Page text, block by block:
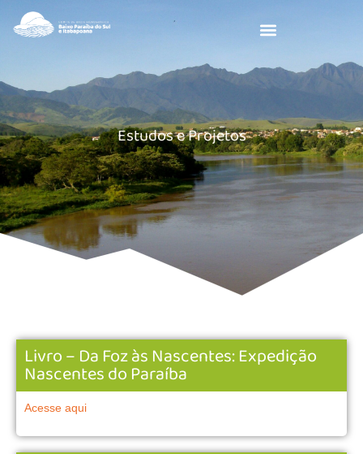
Estudos e Projetos
Livro – Da Foz às Nascentes: Expedição
Nascentes do Paraíba
Acesse aqui